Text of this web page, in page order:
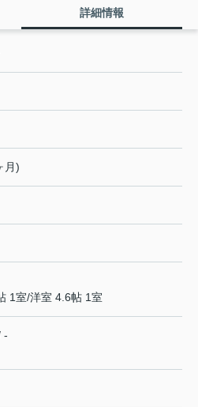
詳細情報
月)
1室/洋室 4.6帖 1室
-